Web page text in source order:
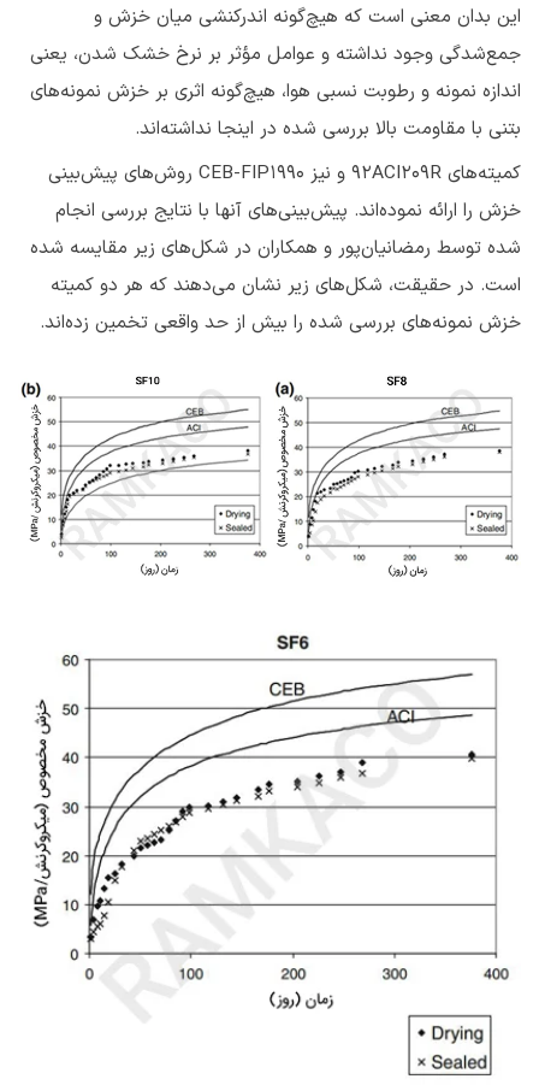
این بدان معنی است که هیچ‌گونه اندرکنشی میان خزش و
جمع‌شدگی وجود نداشته و عوامل مؤثر بر نرخ خشک شدن، یعنی
اندازه نمونه و رطوبت نسبی هوا، هیچ‌گونه اثری بر خزش نمونه‌های
بتنی با مقاومت بالا بررسی شده در اینجا نداشته‌اند.
کمیته‌های 92ACI209R و نیز CEB-FIP1990 روش‌های پیش‌بینی
خزش را ارائه نموده‌اند. پیش‌بینی‌های آنها با نتایج بررسی انجام
شده توسط رمضانیان‌پور و همکاران در شکل‌های زیر مقایسه شده
است. در حقیقت، شکل‌های زیر نشان می‌دهند که هر دو کمیته
خزش نمونه‌های بررسی شده را بیش از حد واقعی تخمین زده‌اند.